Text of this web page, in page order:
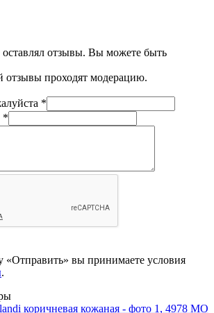
оставлял отзывы. Вы можете быть
отзывы проходят модерацию.
*
*
вы принимаете условия
.